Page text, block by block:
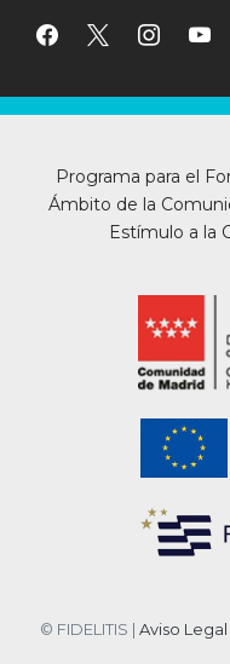
facebook
x instagram
Programa para el
Ámbito de la
Estímulo a la
© FIDELITIS | Aviso Legal